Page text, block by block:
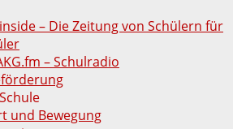
– Die Zeitung von Schülern für
– Schulradio
und Bewegung